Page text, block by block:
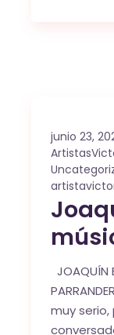
junio 23,
JOAQUÍN
muy